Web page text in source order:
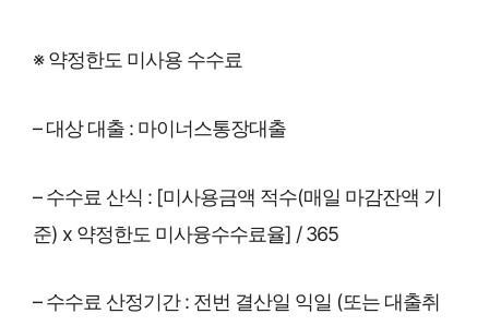
※ 약정한도 미사용 수수료
– 대상 대출 : 마이너스통장대출
– 수수료 산식 : [미사용금액 적수(매일 마감잔액 기
준) x 약정한도 미사융수수료율] / 365
– 수수료 산정기간 : 전번 결산일 익일 (또는 대출취